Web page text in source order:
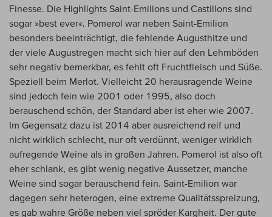
Finesse. Die Highlights Saint-Emilions und Castillons sind
sogar »best ever«. Pomerol war neben Saint-Emilion
besonders beeinträchtigt, die fehlende Augusthitze und
der viele Augustregen macht sich hier auf den Lehmböden
sehr negativ bemerkbar, es fehlt oft Fruchtfleisch und Süße.
Speziell beim Merlot. Vielleicht 20 herausragende Weine
sind jedoch fein wie 2001 oder 1995, also doch
berauschend schön, der Standard aber ist eher wie 2007.
Im Gegensatz dazu ist 2014 aber ausreichend reif und
nicht wirklich schlecht, nur oft verdünnt, weniger wirklich
aufregende Weine als in großen Jahren. Pomerol ist also oft
eher schlank, es gibt wenig negative Aussetzer, manche
Weine sind sogar berauschend fein. Saint-Emilion war
dagegen sehr heterogen, eine extreme Qualitätsspreizung,
es gab wahre Größe neben viel spröder Kargheit. Der gute